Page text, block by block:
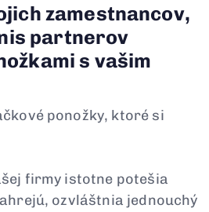
zamestnancov,
partnerov
s vašim
ponožky, ktoré si
firmy istotne potešia
ozvláštnia jednouchý